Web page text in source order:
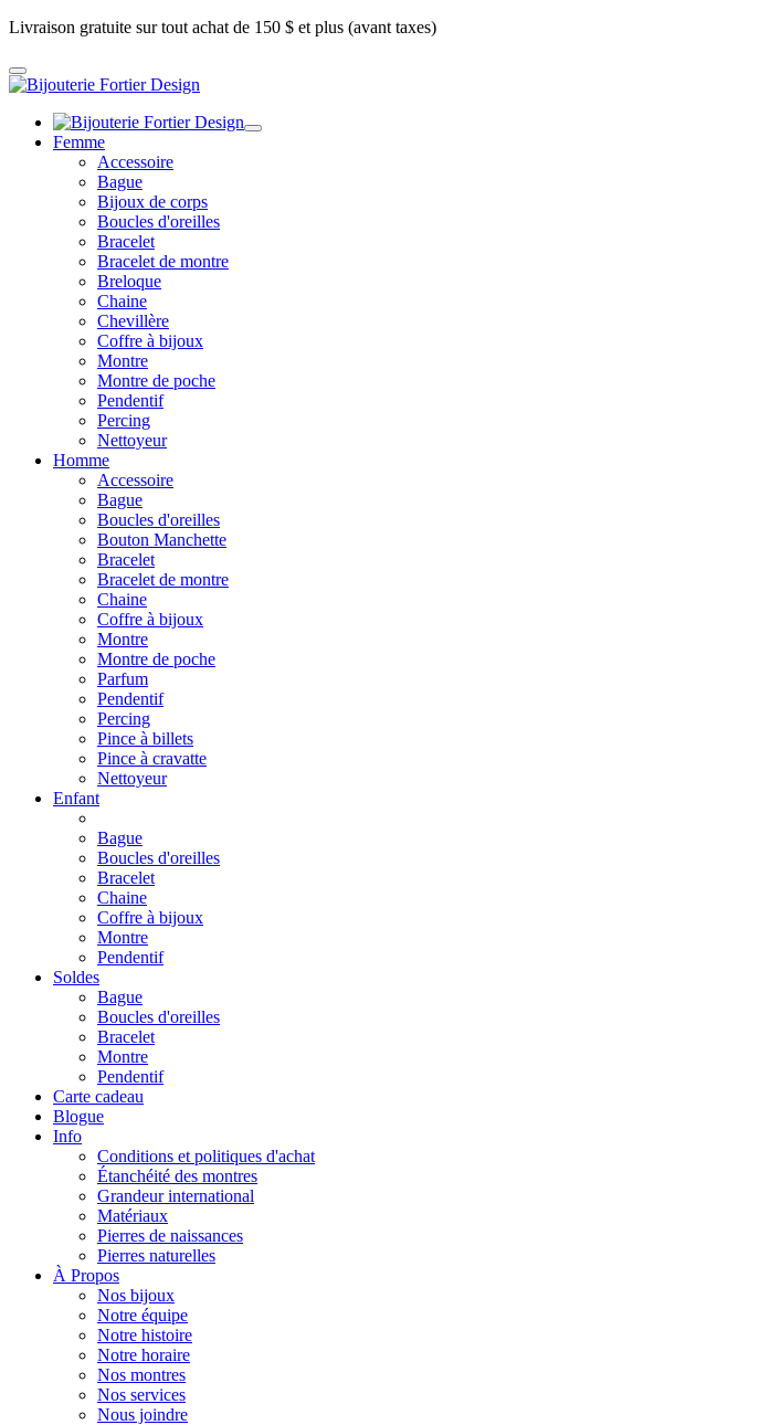
Livraison gratuite sur tout achat de 150 $ et plus (avant taxes)
Femme
Accessoire
Bague
Bijoux de corps
Boucles d'oreilles
Bracelet
Bracelet de montre
Breloque
Chaine
Chevillère
Coffre à bijoux
Montre
Montre de poche
Pendentif
Percing
Nettoyeur
Homme
Accessoire
Bague
Boucles d'oreilles
Bouton Manchette
Bracelet
Bracelet de montre
Chaine
Coffre à bijoux
Montre
Montre de poche
Parfum
Pendentif
Percing
Pince à billets
Pince à cravatte
Nettoyeur
Enfant
Bague
Boucles d'oreilles
Bracelet
Chaine
Coffre à bijoux
Montre
Pendentif
Soldes
Bague
Boucles d'oreilles
Bracelet
Montre
Pendentif
Carte cadeau
Blogue
Info
Conditions et politiques d'achat
Étanchéité des montres
Grandeur international
Matériaux
Pierres de naissances
Pierres naturelles
À Propos
Nos bijoux
Notre équipe
Notre histoire
Notre horaire
Nos montres
Nos services
Nous joindre